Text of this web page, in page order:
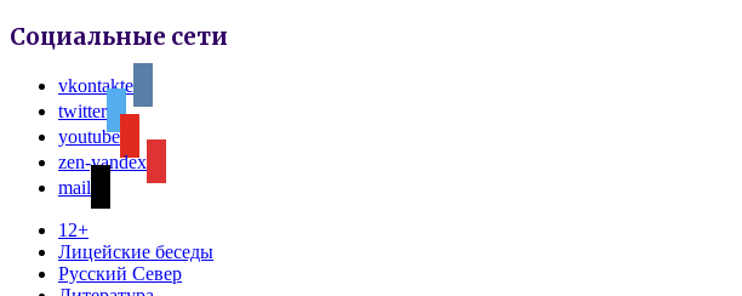
Социальные сети
vkontakte
twitter
youtube
zen-yandex
mail
12+
Лицейские беседы
Русский Север